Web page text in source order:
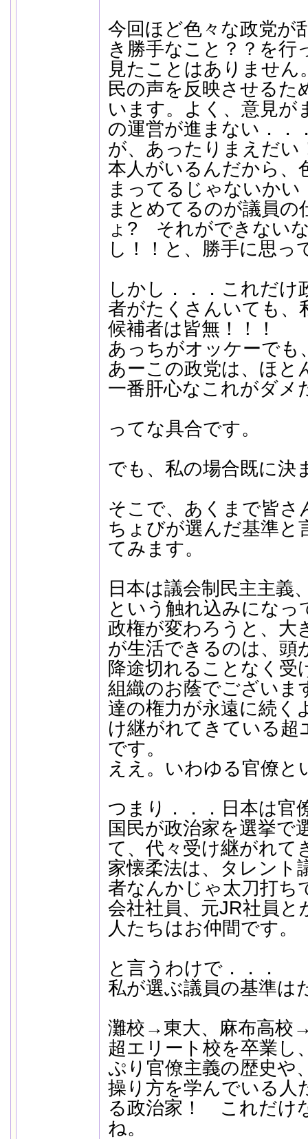
今回ほど色々な政党が
き勝手なこと？？を行
見たことはありません
民の声を反映させるた
います。よく、意見が
の運営が進まない．．
が、あったりまえだい
本人がいるんだから、
まってるじゃないか
まとめてるのが議員の
ょ? それができない
し！！と、勝手に思っ
しかし．．．これだけ
者がたくさんいても、
候補者は皆無！！！
あっちがオッケーでも
あーこの政党は、ほと
一番肝心なこれがダメ
ってな具合です。
でも、私の場合既に決
そこで、あくまで皆さ
ちょびが選んだ基準と
てみます。
日本は議会制民主主義
という触れ込みになっ
政権が変わろうと、大
が生活できるのは、頭
降途切れることなく受
組織のお蔭でございま
達の権力が永遠に続く
け継がれてきている超
です。
ええ。いわゆる官僚と
つまり．．．日本は官
国民が政治家を選挙で
て、代々受け継がれて
家懐柔法は、タレント
者なんかじゃ太刀打ち
会社社員、元JR社員
人たちはお仲間です。
と言うわけで．．．
私が選ぶ議員の基準は
灘校→東大、麻布高
超エリート校を卒業し
ぷり官僚主義の歴史や
操り方を学んでいる人
る政治家！ これだけ
ね。